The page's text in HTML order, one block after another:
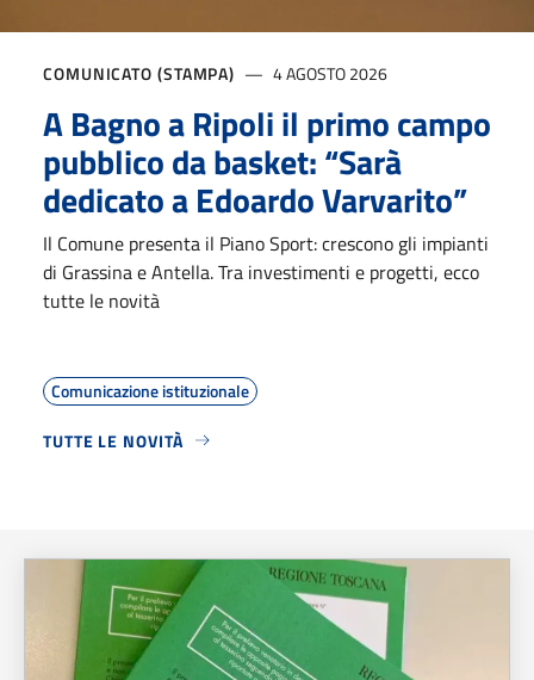
COMUNICATO (STAMPA) 4 AGOSTO 2026
A Bagno a Ripoli il primo campo
pubblico da basket: “Sarà
dedicato a Edoardo Varvarito”
Il Comune presenta il Piano Sport: crescono gli impianti
di Grassina e Antella. Tra investimenti e progetti, ecco
tutte le novità
Comunicazione istituzionale
TUTTE LE NOVITÀ